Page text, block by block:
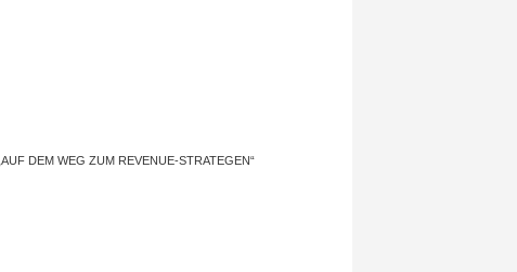
„AUF DEM WEG ZUM REVENUE-STRATEGEN“